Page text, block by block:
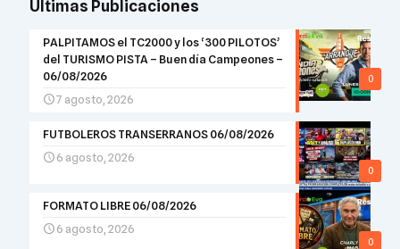
Ultimas Publicaciones
0
PALPITAMOS el TC2000 y los ‘300 PILOTOS’
del TURISMO PISTA – Buen día Campeones –
06/08/2026
7 agosto, 2026
0
FUTBOLEROS TRANSERRANOS 06/08/2026
6 agosto, 2026
0
FORMATO LIBRE 06/08/2026
6 agosto, 2026